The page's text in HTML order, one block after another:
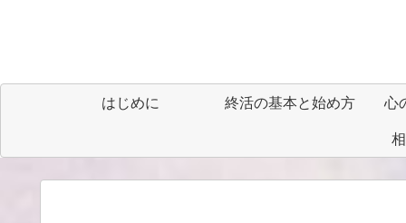
はじめに 終活の基本と始め方
心